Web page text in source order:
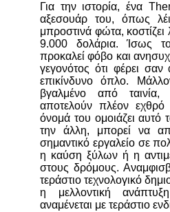
Για την ιστορία, ένα
αξεσουάρ του, όπως
μπροστινά φώτα,
9.000 δολάρια. Ίσως
προκαλεί φόβο και
γεγονότος ότι φέρει
επικίνδυνο όπλο.
βγαλμένο από
αποτελούν πλέον
όνομά του ομοιάζει
την άλλη, μπορεί να
σημαντικό εργαλείο σε
η καύση ξύλων ή η
στους δρόμους.
τεράστιο τεχνολογικό
η μελλοντική
αναμένεται με τεράστιο